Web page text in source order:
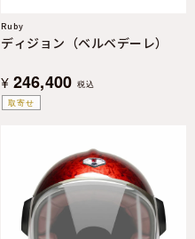
取寄せ
Ruby
ディジョン（ベルベデーレ）
¥ 246,400 税込